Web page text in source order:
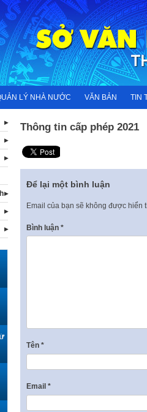
LÝ NHÀ NƯỚC VĂN BẢN TIN
Thông tin cấp phép 2021
Để lại một bình luận
Email của bạn sẽ không được hiển
Bình luận *
Tên *
Email *